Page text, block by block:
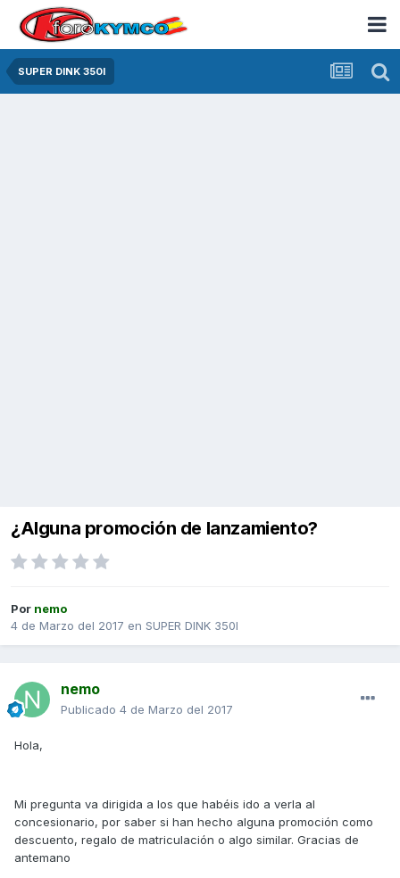
SUPER DINK 350I
¿Alguna promoción de lanzamiento?
Por nemo
4 de Marzo del 2017 en SUPER DINK 350I
nemo
Publicado 4 de Marzo del 2017
Hola,
Mi pregunta va dirigida a los que habéis ido a verla al
concesionario, por saber si han hecho alguna promoción como
descuento, regalo de matriculación o algo similar. Gracias de
antemano